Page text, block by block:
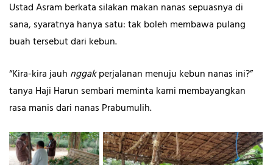
Ustad Asram berkata silakan makan nanas sepuasnya di
sana, syaratnya hanya satu: tak boleh membawa pulang
buah tersebut dari kebun.
“Kira-kira jauh nggakperjalanan menuju kebun nanas ini?”
tanya Haji Harun sembari meminta kami membayangkan
rasa manis dari nanas Prabumulih.